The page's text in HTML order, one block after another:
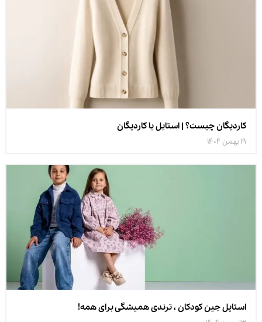
کاردیگان چیست؟ | استایل با کاردیگان
19 بهمن 1404
استایل جین کودکان ، ترندی همیشگی برای همه!